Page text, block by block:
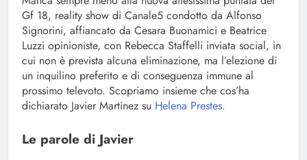
Gf 18, reality show di Canale5 condotto da Alfonso
Signorini, affiancato da Cesara Buonamici e Beatrice
Luzzi opinioniste, con Rebecca Staffelli inviata social, in
cui non è prevista alcuna eliminazione, ma l’elezione di
un inquilino preferito e di conseguenza immune al
prossimo televoto. Scopriamo insieme che cos’ha
dichiarato Javier Martinez su Helena Prestes.
Le parole di Javier